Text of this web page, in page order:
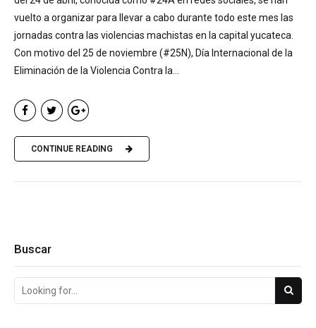
vuelto a organizar para llevar a cabo durante todo este mes las
jornadas contra las violencias machistas en la capital yucateca.
Con motivo del 25 de noviembre (#25N), Día Internacional de la
Eliminación de la Violencia Contra la...
CONTINUE READING
Buscar